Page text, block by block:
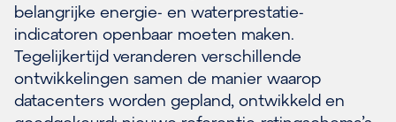
belangrijke energie- en waterprestatie-
indicatoren openbaar moeten maken.
Tegelijkertijd veranderen verschillende
ontwikkelingen samen de manier waarop
datacenters worden gepland, ontwikkeld en